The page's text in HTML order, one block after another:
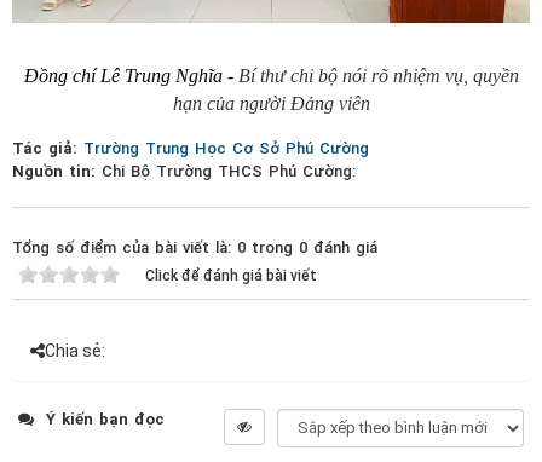
Đồng chí Lê Trung Nghĩa - Bí thư chi bộ nói rõ nhiệm vụ, quyền
hạn của người Đảng viên
Tác giả: Trường Trung Học Cơ Sở Phú Cường
Nguồn tin: Chi Bộ Trường THCS Phú Cường:
Tổng số điểm của bài viết là: 0 trong 0 đánh giá
Click để đánh giá bài viết
Chia sẻ:
Ý kiến bạn đọc